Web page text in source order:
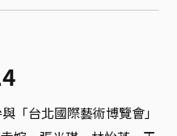
「台北國際藝術博覽會」